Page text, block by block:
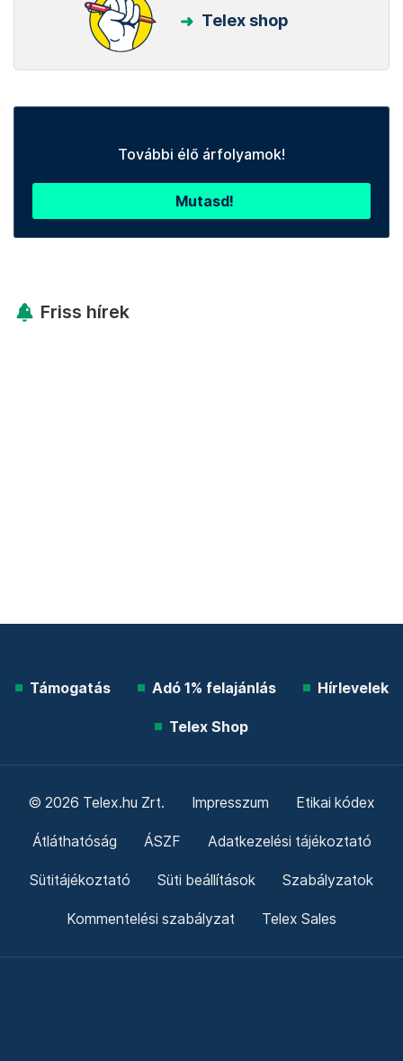
Telex shop
További élő árfolyamok!
Mutasd!
Friss hírek
Támogatás Adó 1% felajánlás Hírlevelek
Telex Shop
© 2026 Telex.hu Zrt. Impresszum Etikai kódex
Átláthatóság ÁSZF Adatkezelési tájékoztató
Sütitájékoztató Süti beállítások Szabályzatok
Kommentelési szabályzat Telex Sales